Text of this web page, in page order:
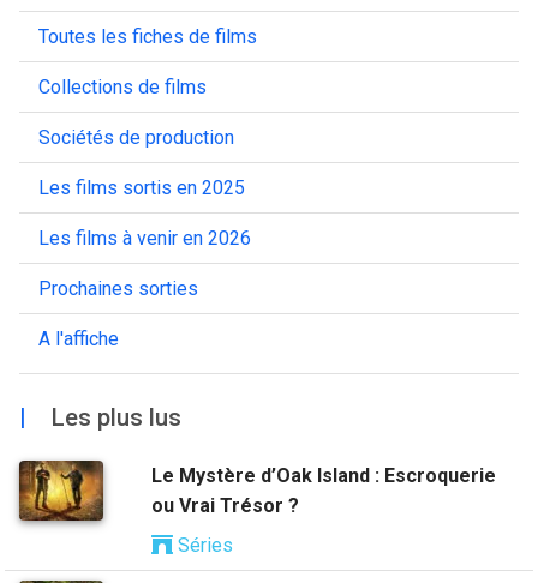
Toutes les fiches de films
Collections de films
Sociétés de production
Les films sortis en 2025
Les films à venir en 2026
Prochaines sorties
A l'affiche
Les plus lus
Le Mystère d’Oak Island : Escroquerie
ou Vrai Trésor ?
Séries